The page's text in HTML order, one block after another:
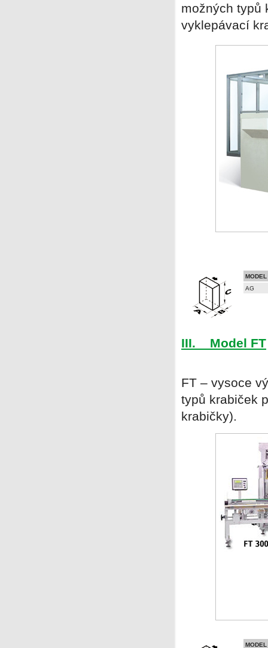
možných typů
vyklepávací
MODEL
AG
III. Model FT
FT – vysoce
typů krabiček
krabičky).
MODEL